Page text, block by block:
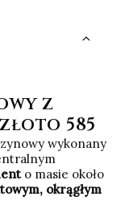
z
585
wykonany
o masie około
okrągłym